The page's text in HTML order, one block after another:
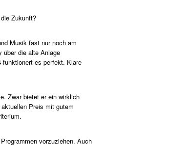
Zukunft?
Musik fast nur noch am
über die alte Anlage
funktionert es perfekt. Klare
Zwar bietet er ein wirklich
Preis mit gutem
vorzuziehen. Auch